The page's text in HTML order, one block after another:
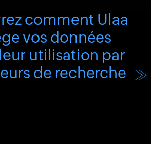
comment Ulaa
vos données
utilisation par
de recherche